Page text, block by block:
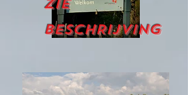
ZIE
BESCHRIJVING